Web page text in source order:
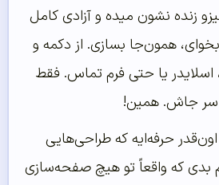
زنده نشون میده و آزادی کامل
همون‌جا بسازی. از دکمه و
اسلایدر یا حتی فرم تماس. فقط
سر جاش. همین!
اون‌قدر حرفه‌ایه که طراحی‌هایی
بدی که واقعاً تو هیچ صفحه‌سازی